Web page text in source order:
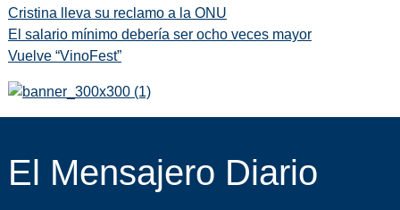
Cristina lleva su reclamo a la ONU
El salario mínimo debería ser ocho veces mayor
Vuelve “VinoFest”
El Mensajero Diario